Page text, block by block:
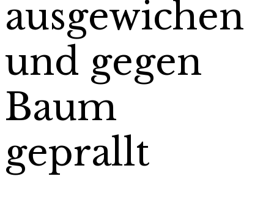
ausgewichen
und gegen
Baum
geprallt